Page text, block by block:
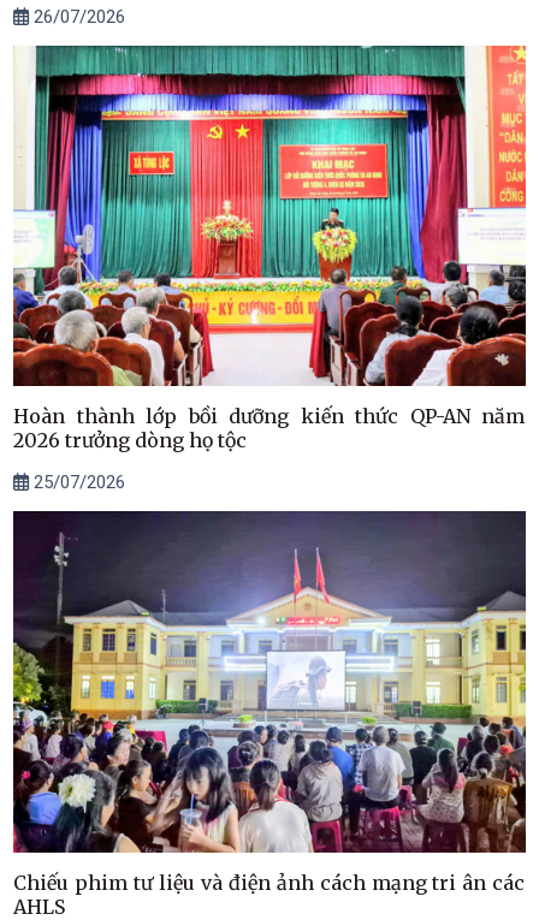
26/07/2026
Hoàn thành lớp bồi dưỡng kiến thức QP-AN năm
2026 trưởng dòng họ tộc
25/07/2026
Chiếu phim tư liệu và điện ảnh cách mạng tri ân các
AHLS